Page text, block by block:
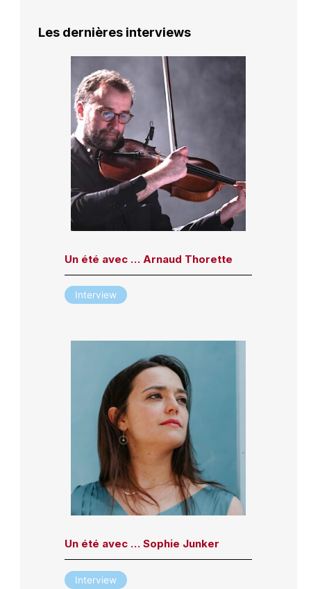
Les dernières interviews
Un été avec … Arnaud Thorette
Interview
Un été avec … Sophie Junker
Interview